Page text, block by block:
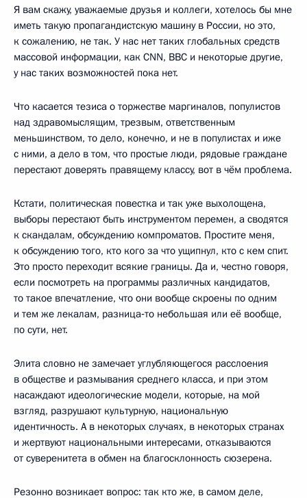
Я вам скажу, уважаемые друзья и коллеги, хотелось бы мне
иметь такую пропагандистскую машину в России, но это,
к сожалению, не так. У нас нет таких глобальных средств
массовой информации, как CNN, BBC и некоторые другие,
у нас таких возможностей пока нет.
Что касается тезиса о торжестве маргиналов, популистов
над здравомыслящим, трезвым, ответственным
меньшинством, то дело, конечно, и не в популистах и иже
с ними, а дело в том, что простые люди, рядовые граждане
перестают доверять правящему классу, вот в чём проблема.
Кстати, политическая повестка и так уже выхолощена,
выборы перестают быть инструментом перемен, а сводятся
к скандалам, обсуждению компроматов. Простите меня,
к обсуждению того, кто кого за что ущипнул, кто с кем спит.
Это просто переходит всякие границы. Да и, честно говоря,
если посмотреть на программы различных кандидатов,
то такое впечатление, что они вообще скроены по одним
и тем же лекалам, разница‑то небольшая или её вообще,
по сути, нет.
Элита словно не замечает углубляющегося расслоения
в обществе и размывания среднего класса, и при этом
насаждают идеологические модели, которые, на мой
взгляд, разрушают культурную, национальную
идентичность. А в некоторых случаях, в некоторых странах
и жертвуют национальными интересами, отказываются
от суверенитета в обмен на благосклонность сюзерена.
Резонно возникает вопрос: так кто же, в самом деле,